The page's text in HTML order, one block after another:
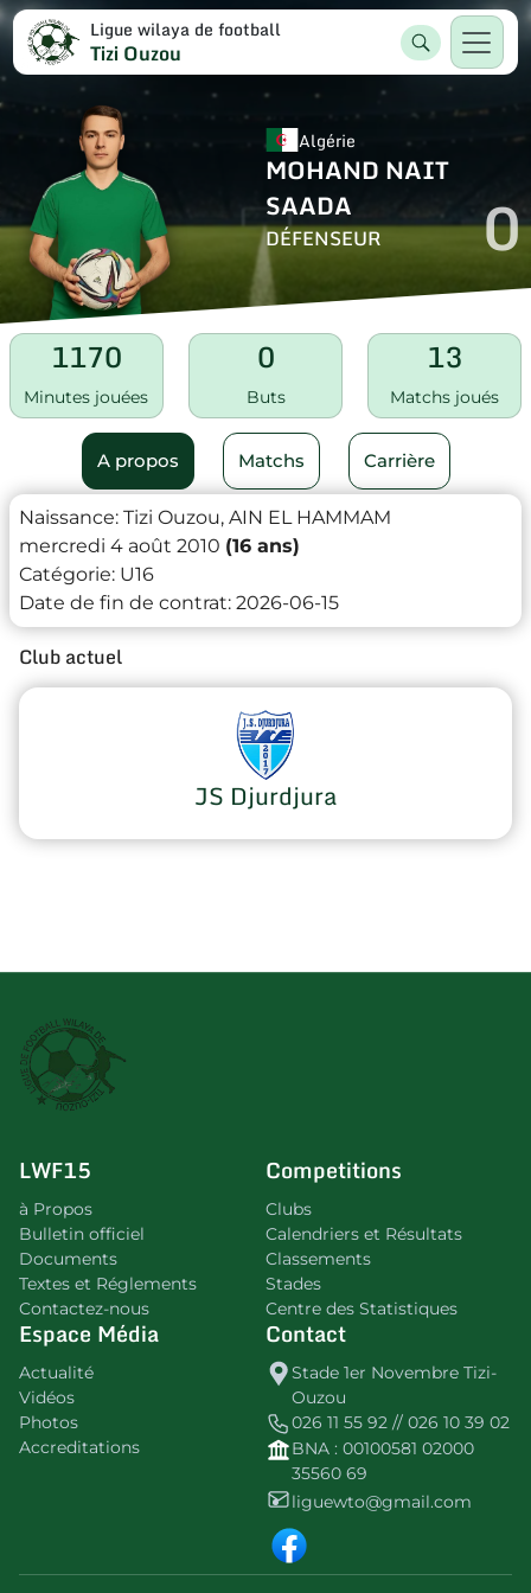
Ligue wilaya de football
Tizi Ouzou
Algérie
MOHAND NAIT
SAADA
DÉFENSEUR 0
1170
Minutes jouées
0
Buts
13
Matchs joués
A propos Matchs Carrière
Naissance: Tizi Ouzou, AIN EL HAMMAM
mercredi 4 août 2010 (16 ans)
Catégorie: U16
Date de fin de contrat: 2026-06-15
Club actuel
JS Djurdjura
LWF15
à Propos
Bulletin officiel
Documents
Textes et Réglements
Contactez-nous
Competitions
Clubs
Calendriers et Résultats
Classements
Stades
Centre des Statistiques
Espace Média
Actualité
Vidéos
Photos
Accreditations
Contact
Stade 1er Novembre Tizi-
Ouzou
026 11 55 92 // 026 10 39 02
BNA : 00100581 02000
35560 69
liguewto@gmail.com